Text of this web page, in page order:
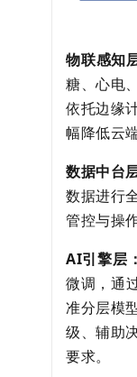
物联感知
糖、心电
依托边缘
幅降低云
数据中台
数据进行
管控与操
AI引擎层：
微调，通
准分层模
级、辅助
要求。